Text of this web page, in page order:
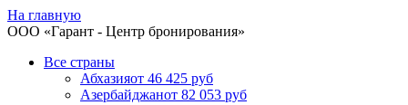
На главную
ООО «Гарант - Центр бронирования»
Все страны
Абхазияот 46 425 руб
Азербайджанот 82 053 руб